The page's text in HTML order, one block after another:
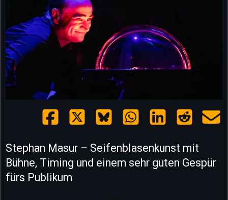
Stephan Masur – Seifenblasenkunst mit
Bühne, Timing und einem sehr guten Gespür
fürs Publikum